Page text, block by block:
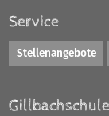
Service
Stellenangebote
Gillbachschule